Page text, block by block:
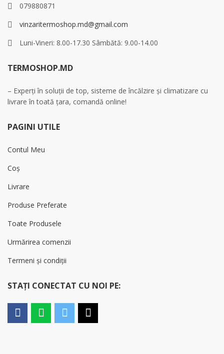
079880871
vinzaritermoshop.md@gmail.com
Luni-Vineri: 8.00-17.30 Sâmbătă: 9.00-14.00
TERMOSHOP.MD
– Experți în soluții de top, sisteme de încălzire și climatizare cu
livrare în toată țara, comandă online!
PAGINI UTILE
Contul Meu
Coș
Livrare
Produse Preferate
Toate Produsele
Urmărirea comenzii
Termeni și condiții
STAȚI CONECTAT CU NOI PE: